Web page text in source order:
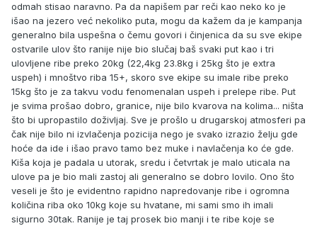
odmah stisao naravno. Pa da napišem par reči kao neko ko je
išao na jezero već nekoliko puta, mogu da kažem da je kampanja
generalno bila uspešna o čemu govori i činjenica da su sve ekipe
ostvarile ulov što ranije nije bio slučaj baš svaki put kao i tri
ulovljene ribe preko 20kg (22,4kg 23.8kg i 25kg što je extra
uspeh) i mnoštvo riba 15+, skoro sve ekipe su imale ribe preko
15kg što je za takvu vodu fenomenalan uspeh i prelepe ribe. Put
je svima prošao dobro, granice, nije bilo kvarova na kolima... ništa
što bi upropastilo doživljaj. Sve je prošlo u drugarskoj atmosferi pa
čak nije bilo ni izvlačenja pozicija nego je svako izrazio želju gde
hoće da ide i išao pravo tamo bez muke i navlačenja ko će gde.
Kiša koja je padala u utorak, sredu i četvrtak je malo uticala na
ulove pa je bio mali zastoj ali generalno se dobro lovilo. Ono što
veseli je što je evidentno rapidno napredovanje ribe i ogromna
količina riba oko 10kg koje su hvatane, mi sami smo ih imali
sigurno 30tak. Ranije je taj prosek bio manji i te ribe koje se